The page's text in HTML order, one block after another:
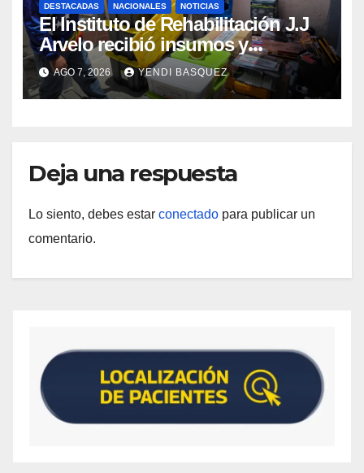
DESTACADAS NACIONALES NOTICIAS
El Instituto de Rehabilitación J.J
Arvelo recibió insumos y
herramientas para la atención de
personas con discapacidad
AGO 7, 2026 YENDI BASQUEZ
Deja una respuesta
Lo siento, debes estar conectado para publicar un
comentario.